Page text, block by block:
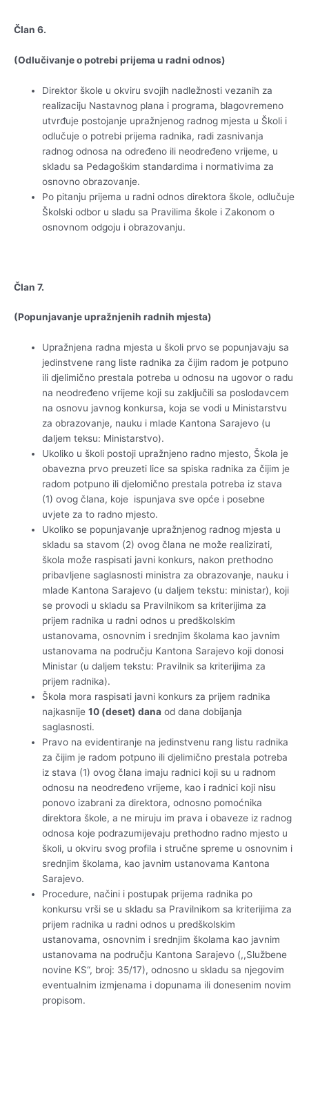
Član 6.
(Odlučivanje o potrebi prijema u radni odnos)
Direktor škole u okviru svojih nadležnosti vezanih za
realizaciju Nastavnog plana i programa, blagovremeno
utvrđuje postojanje upražnjenog radnog mjesta u Školi i
odlučuje o potrebi prijema radnika, radi zasnivanja
radnog odnosa na određeno ili neodređeno vrijeme, u
skladu sa Pedagoškim standardima i normativima za
osnovno obrazovanje.
Po pitanju prijema u radni odnos direktora škole, odlučuje
Školski odbor u sladu sa Pravilima škole i Zakonom o
osnovnom odgoju i obrazovanju.
Član 7.
(Popunjavanje upražnjenih radnih mjesta)
Upražnjena radna mjesta u školi prvo se popunjavaju sa
jedinstvene rang liste radnika za čijim radom je potpuno
ili djelimično prestala potreba u odnosu na ugovor o radu
na neodređeno vrijeme koji su zaključili sa poslodavcem
na osnovu javnog konkursa, koja se vodi u Ministarstvu
za obrazovanje, nauku i mlade Kantona Sarajevo (u
daljem teksu: Ministarstvo).
Ukoliko u školi postoji upražnjeno radno mjesto, Škola je
obavezna prvo preuzeti lice sa spiska radnika za čijim je
radom potpuno ili djelomično prestala potreba iz stava
(1) ovog člana, koje ispunjava sve opće i posebne
uvjete za to radno mjesto.
Ukoliko se popunjavanje upražnjenog radnog mjesta u
skladu sa stavom (2) ovog člana ne može realizirati,
škola može raspisati javni konkurs, nakon prethodno
pribavljene saglasnosti ministra za obrazovanje, nauku i
mlade Kantona Sarajevo (u daljem tekstu: ministar), koji
se provodi u skladu sa Pravilnikom sa kriterijima za
prijem radnika u radni odnos u predškolskim
ustanovama, osnovnim i srednjim školama kao javnim
ustanovama na području Kantona Sarajevo koji donosi
Ministar (u daljem tekstu: Pravilnik sa kriterijima za
prijem radnika).
Škola mora raspisati javni konkurs za prijem radnika
najkasnije10 (deset) dana od dana dobijanja
saglasnosti.
Pravo na evidentiranje na jedinstvenu rang listu radnika
za čijim je radom potpuno ili djelimično prestala potreba
iz stava (1) ovog člana imaju radnici koji su u radnom
odnosu na neodređeno vrijeme, kao i radnici koji nisu
ponovo izabrani za direktora, odnosno pomoćnika
direktora škole, a ne miruju im prava i obaveze iz radnog
odnosa koje podrazumijevaju prethodno radno mjesto u
školi, u okviru svog profila i stručne spreme u osnovnim i
srednjim školama, kao javnim ustanovama Kantona
Sarajevo.
Procedure, načini i postupak prijema radnika po
konkursu vrši se u skladu sa Pravilnikom sa kriterijima za
prijem radnika u radni odnos u predškolskim
ustanovama, osnovnim i srednjim školama kao javnim
ustanovama na području Kantona Sarajevo (,,Službene
novine KS“, broj: 35/17), odnosno u skladu sa njegovim
eventualnim izmjenama i dopunama ili donesenim novim
propisom.